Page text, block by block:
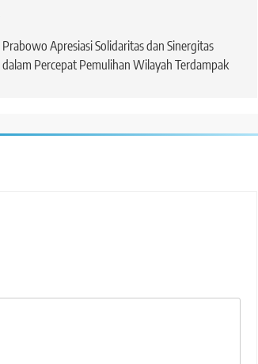
Apresiasi Solidaritas dan Sinergitas
Percepat Pemulihan Wilayah Terdampak